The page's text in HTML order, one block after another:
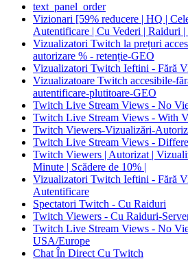
text_panel_order
Vizionari [59% reducere | HQ |
Autentificare | Cu Vederi | Raiduri |
Vizualizatori Twitch la prețuri
autorizare % - retenție-GEO
Vizualizatori Twitch Ieftini - Fără
Vizualizatoare Twitch accesibile-
autentificare-plutitoare-GEO
Twitch Live Stream Views - No
Twitch Live Stream Views - With
Twitch Viewers-Vizualizări-
Twitch Live Stream Views -
Twitch Viewers | Autorizat |
Minute | Scădere de 10% |
Vizualizatori Twitch Ieftini - Fără
Autentificare
Spectatori Twitch - Cu Raiduri
Twitch Viewers - Cu Raiduri-
Twitch Live Stream Views - No
USA/Europe
Chat În Direct Cu Twitch